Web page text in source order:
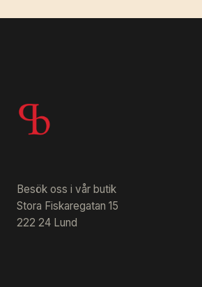
Besök oss i vår butik
Stora Fiskaregatan 15
222 24 Lund